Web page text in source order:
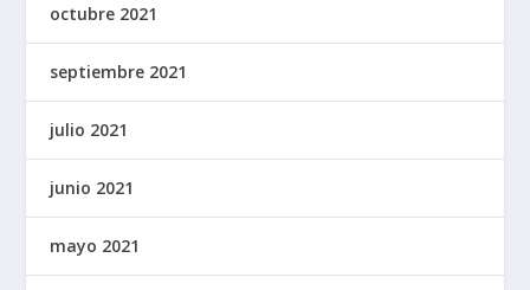
octubre 2021
septiembre 2021
julio 2021
junio 2021
mayo 2021